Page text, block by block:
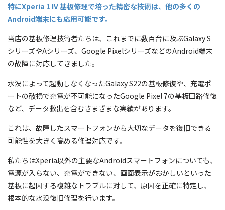
特にXperia 1 IV 基板修理で培った精密な技術は、他の多くの
Android端末にも応用可能です。
当店の基板修理技術者たちは、これまでに数百台に及ぶGalaxy S
シリーズやAシリーズ、Google PixelシリーズなどのAndroid端末
の故障に対応してきました。
水没によって起動しなくなったGalaxy S22の基板修復や、充電ポ
ートの破損で充電が不可能になったGoogle Pixel 7の基板回路修復
など、データ救出を含むさまざまな実績があります。
これは、故障したスマートフォンから大切なデータを復旧できる
可能性を大きく高める修理対応です。
私たちはXperia以外の主要なAndroidスマートフォンについても、
電源が入らない、充電ができない、画面表示がおかしいといった
基板に起因する複雑なトラブルに対して、原因を正確に特定し、
根本的な水没復旧修理を行います。